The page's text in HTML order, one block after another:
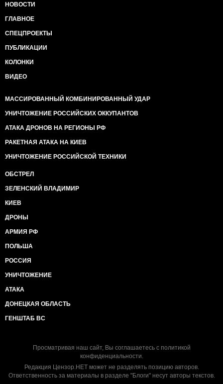
НОВОСТИ
ГЛАВНОЕ
СПЕЦПРОЕКТЫ
ПУБЛИКАЦИИ
КОЛОНКИ
ВИДЕО
МАССИРОВАННЫЙ КОМБИНИРОВАННЫЙ УДАР
УНИЧТОЖЕНИЕ РОССИЙСКИХ ОККУПАНТОВ
АТАКА ДРОНОВ НА РЕГИОНЫ РФ
РАКЕТНАЯ АТАКА НА КИЕВ
УНИЧТОЖЕНИЕ РОССИЙСКОЙ ТЕХНИКИ
ОБСТРЕЛ
ЗЕЛЕНСКИЙ ВЛАДИМИР
КИЕВ
ДРОНЫ
АРМИЯ РФ
ПОЛЬША
РОССИЯ
УНИЧТОЖЕНИЕ
АТАКА
ДОНЕЦКАЯ ОБЛАСТЬ
ГЕНШТАБ ВС
Просматривая наш сайт, Вы соглашаетесь с политикой
конфиденциальности.
Редакция Цензор.НЕТ может не разделять позицию авторов.
Ответственность за материалы в разделе "Блоги" несут авторы текстов.